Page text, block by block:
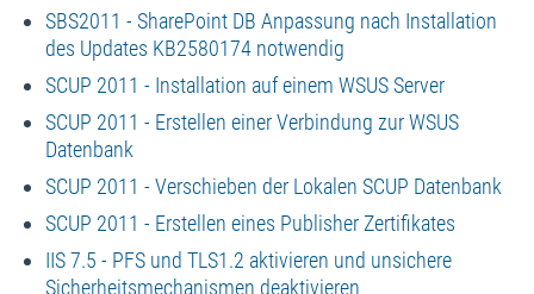
SBS2011 - SharePoint DB Anpassung nach Installation
des Updates KB2580174 notwendig
SCUP 2011 - Installation auf einem WSUS Server
SCUP 2011 - Erstellen einer Verbindung zur WSUS
Datenbank
SCUP 2011 - Verschieben der Lokalen SCUP Datenbank
SCUP 2011 - Erstellen eines Publisher Zertifikates
IIS 7.5 - PFS und TLS1.2 aktivieren und unsichere
Sicherheitsmechanismen deaktivieren